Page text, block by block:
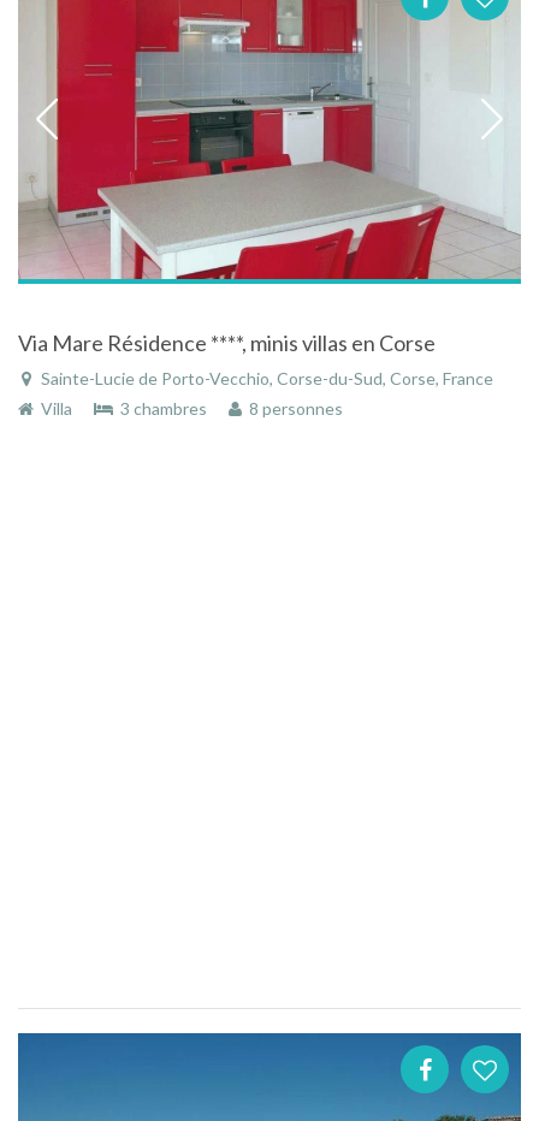
Via Mare Résidence ****, minis villas en Corse
Sainte-Lucie de Porto-Vecchio, Corse-du-Sud, Corse, France
Villa
3 chambres 8 personnes